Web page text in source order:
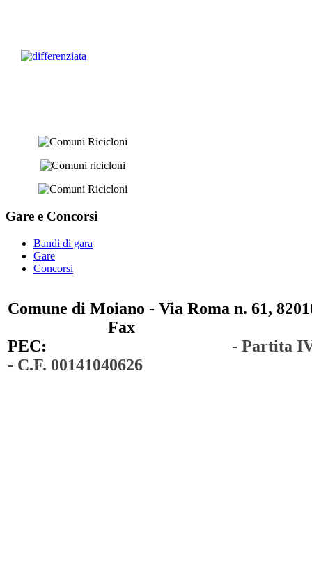
Gare e Concorsi
Bandi di gara
Gare
Concorsi
Comune di Moiano - Via Roma n. 61,
Fax
PEC:
- Partita
- C.F. 00141040626